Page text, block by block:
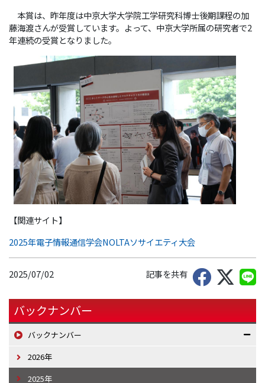
本賞は、昨年度は中京大学大学院工学研究科博士後期課程の加
藤海渡さんが受賞しています。よって、中京大学所属の研究者で2
年連続の受賞となりました。
【関連サイト】
2025年電子情報通信学会NOLTAソサイエティ大会
2025/07/02 記事を共有
バックナンバー
バックナンバー
2026年
2025年